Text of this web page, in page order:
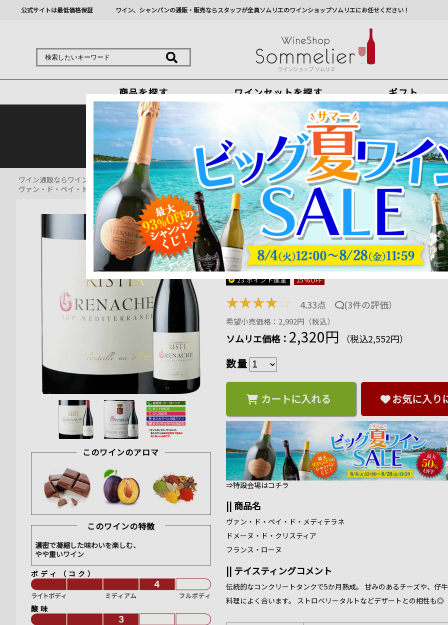
公式サイトは最低価格保証 ワイン、シャンパンの通販・販売ならスタッフが全員ソムリエのワインショップソムリエにお任せください！
商品を探す ワインセットを探す ギフト
今から注文で最短8月7日(金)出荷
最新の出荷スケジュールについてはこちらをクリ
熊本地震の影響により九州への配送に遅れが生じております。最新情報は佐川急
ワイン通販ならワインショップソムリエ > 赤ワイン通販 >
ヴァン・ド・ペイ・ド・メディテラネ・グルナッシュ・ルージュ ドメーヌ・ド・クリスティア 2022年 フランス ローヌ 赤ワイン ミディ
このワインのアロマ
このワインの特徴
濃密で凝縮した味わいを楽しむ、
やや重いワイン
ボディ（コク）
酸味
サクラアワード「ダイヤモンドトロフィー」受賞！
ヴァン・ド・ペイ・ド・メディテラネ・グルナ
ア 2022年 フランス ローヌ 赤ワイン ミディアム
商品番号：2101050000311
23 ポイント進呈 15%OFF
★★★★☆ 4.33点 (3件の評価）
希望小売価格：2,992円（税込）
ソムリエ価格： 2,320円 （税込2,552円）
数量
カートに入れる お気に入り
⇒特設会場はコチラ
|| 商品名
ヴァン・ド・ペイ・ド・メディテラネ
ドメーヌ・ド・クリスティア
フランス・ローヌ
|| テイスティングコメント
伝統的なコンクリートタンクで5か月熟成。 甘みのあるチーズや、仔
料理によく合います。 ストロベリータルトなどデザートとの相性も◎